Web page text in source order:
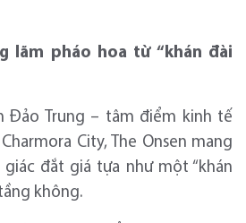
lãm pháo hoa từ “khán đài
Đảo Trung – tâm điểm kinh tế
City, The Onsen mang
đắt giá tựa như một “khán
không.